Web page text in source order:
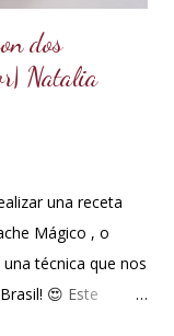
dos
Natalia
una receta
Mágico , o
técnica que nos
😍 Este